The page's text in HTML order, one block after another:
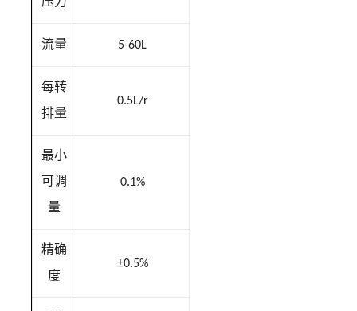
流量 5-60L
每转
排量
0.5L/r
最小
可调
量
0.1%
精确
度
±0.5%